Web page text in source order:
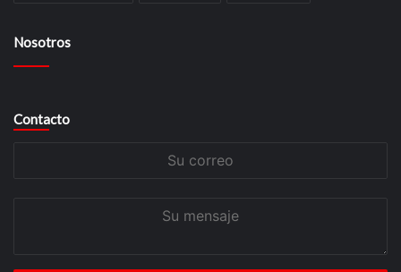
Nosotros
Contacto